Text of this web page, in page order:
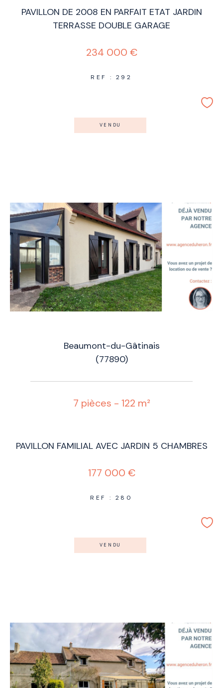
PAVILLON DE 2008 EN PARFAIT ETAT JARDIN
TERRASSE DOUBLE GARAGE
234 000 €
REF : 292
VENDU
Beaumont-du-Gâtinais
(77890)
7 pièces - 122 m²
PAVILLON FAMILIAL AVEC JARDIN 5 CHAMBRES
177 000 €
REF : 280
VENDU